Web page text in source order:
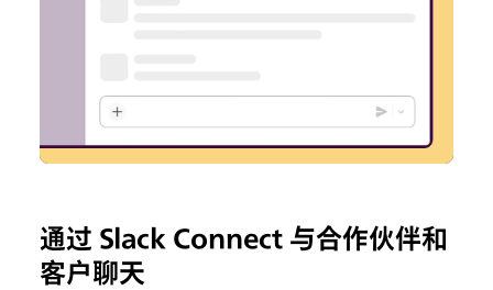
通过 Slack Connect 与合作伙伴和
客户聊天